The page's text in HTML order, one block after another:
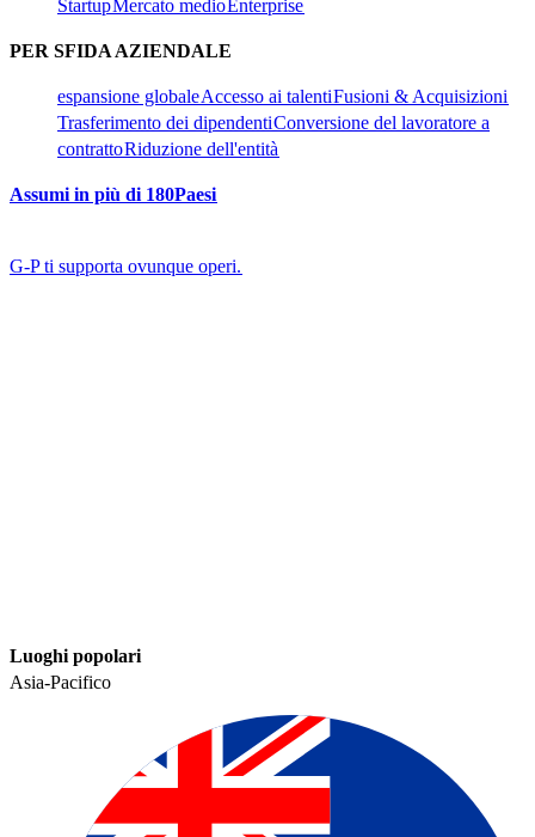
Startup​​Mercato medio​​ Enterprise​​
PER SFIDA AZIENDALE​​
espansione globale​​Accesso ai talenti​​Fusioni & Acquisizioni​​
Trasferimento dei dipendenti​​Conversione del lavoratore a
contratto​​Riduzione dell'entità​​
Assumi in più di 180Paesi​​
G-P ti supporta ovunque operi.​​
Luoghi popolari​​
Asia-Pacifico​​